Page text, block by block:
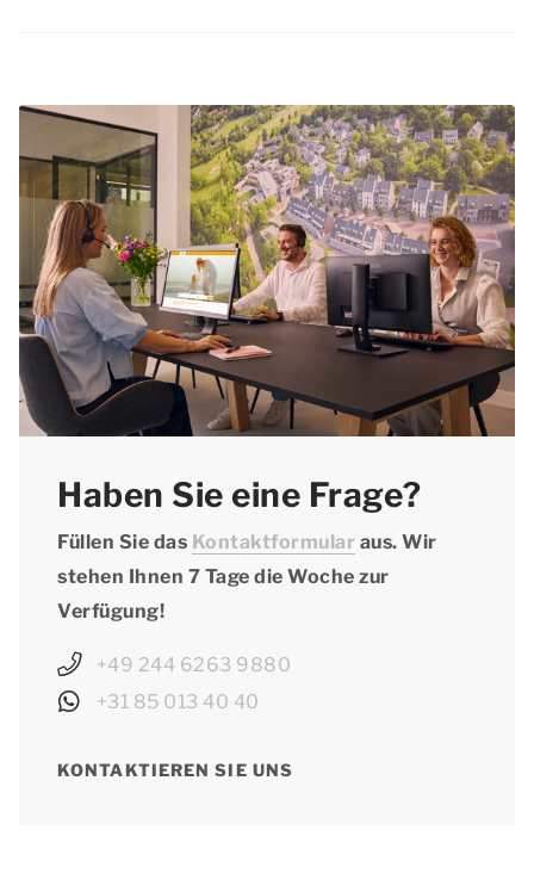
bietet die Umgebung viele Möglichkeiten für
tolle Ausflüge mit der ganzen Familie.
Aktivitäten genießen. Machen Sie zum Beispiel
eine Wanderung oder eine Radtour durch ein
Naturschutzgebiet, besuchen Sie die schönsten
Sehenswürdigkeiten oder lernen Sie die lokale
Kultur und Spezialitäten kennen. Natürlich
können Sie sich während Ihres
Frühjahrsurlaubs in Obertraun auch in Ihrer
komfortablen Unterkunft entspannen.
Haben Sie eine Frage?
Füllen Sie das Kontaktformular aus. Wir
stehen Ihnen 7 Tage die Woche zur
Verfügung!
+49 244 6263 9880
+31 85 013 40 40
KONTAKTIEREN SIE UNS